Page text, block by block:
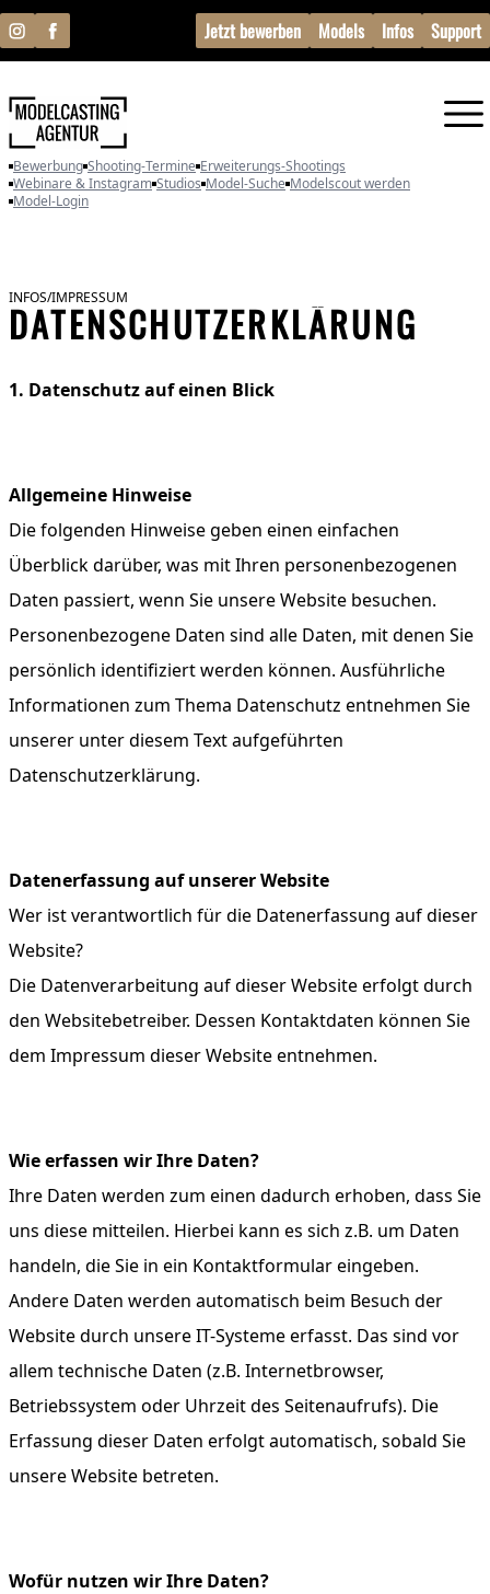
Jetzt bewerben Models Infos Support
Bewerbung Shooting-Termine Erweiterungs-Shootings
Webinare & Instagram Studios Model-Suche Modelscout werden
Model-Login
INFOS/IMPRESSUM
DATENSCHUTZERKLÄRUNG
1. Datenschutz auf einen Blick
Allgemeine Hinweise
Die folgenden Hinweise geben einen einfachen
Überblick darüber, was mit Ihren personenbezogenen
Daten passiert, wenn Sie unsere Website besuchen.
Personenbezogene Daten sind alle Daten, mit denen Sie
persönlich identifiziert werden können. Ausführliche
Informationen zum Thema Datenschutz entnehmen Sie
unserer unter diesem Text aufgeführten
Datenschutzerklärung.
Datenerfassung auf unserer Website
Wer ist verantwortlich für die Datenerfassung auf dieser
Website?
Die Datenverarbeitung auf dieser Website erfolgt durch
den Websitebetreiber. Dessen Kontaktdaten können Sie
dem Impressum dieser Website entnehmen.
Wie erfassen wir Ihre Daten?
Ihre Daten werden zum einen dadurch erhoben, dass Sie
uns diese mitteilen. Hierbei kann es sich z.B. um Daten
handeln, die Sie in ein Kontaktformular eingeben.
Andere Daten werden automatisch beim Besuch der
Website durch unsere IT-Systeme erfasst. Das sind vor
allem technische Daten (z.B. Internetbrowser,
Betriebssystem oder Uhrzeit des Seitenaufrufs). Die
Erfassung dieser Daten erfolgt automatisch, sobald Sie
unsere Website betreten.
Wofür nutzen wir Ihre Daten?